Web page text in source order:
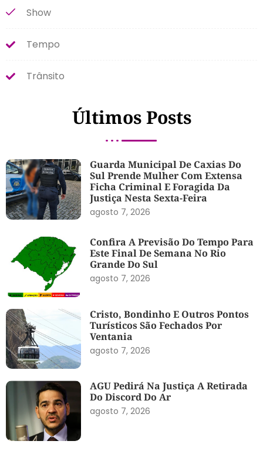
Show
Tempo
Trânsito
Últimos Posts
Guarda Municipal De Caxias Do
Sul Prende Mulher Com Extensa
Ficha Criminal E Foragida Da
Justiça Nesta Sexta-Feira
agosto 7, 2026
Confira A Previsão Do Tempo Para
Este Final De Semana No Rio
Grande Do Sul
agosto 7, 2026
Cristo, Bondinho E Outros Pontos
Turísticos São Fechados Por
Ventania
agosto 7, 2026
AGU Pedirá Na Justiça A Retirada
Do Discord Do Ar
agosto 7, 2026